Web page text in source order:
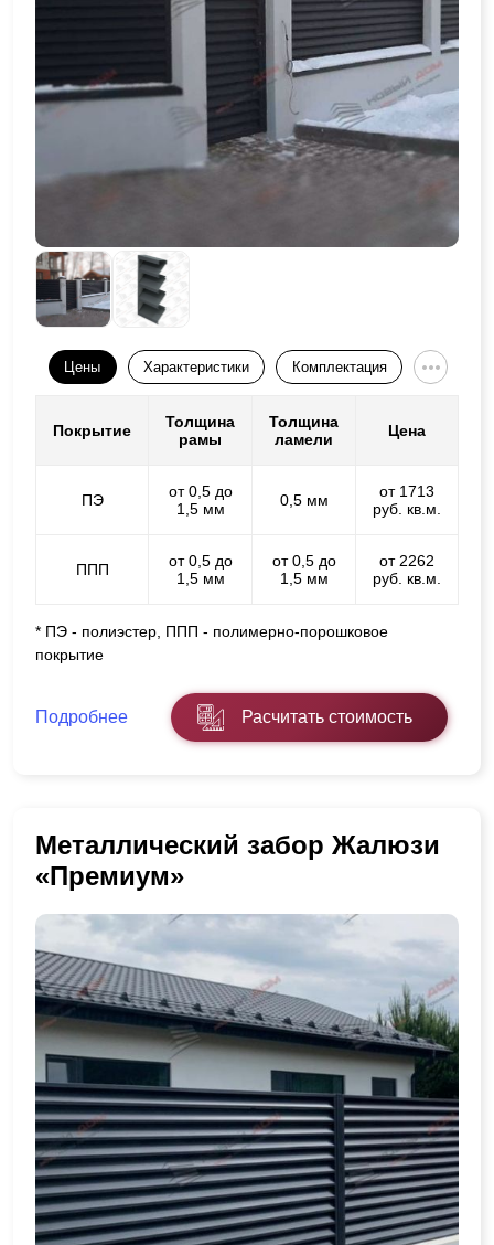
Цены Характеристики Комплектация
Покрытие
Толщина
рамы
Толщина
ламели
Цена
ПЭ
от 0,5 до
1,5 мм
0,5 мм
от 1713
руб. кв.м.
ППП
от 0,5 до
1,5 мм
от 0,5 до
1,5 мм
от 2262
руб. кв.м.
* ПЭ - полиэстер, ППП - полимерно-порошковое
покрытие
Подробнее Расчитать стоимость
Металлический забор Жалюзи
«Премиум»